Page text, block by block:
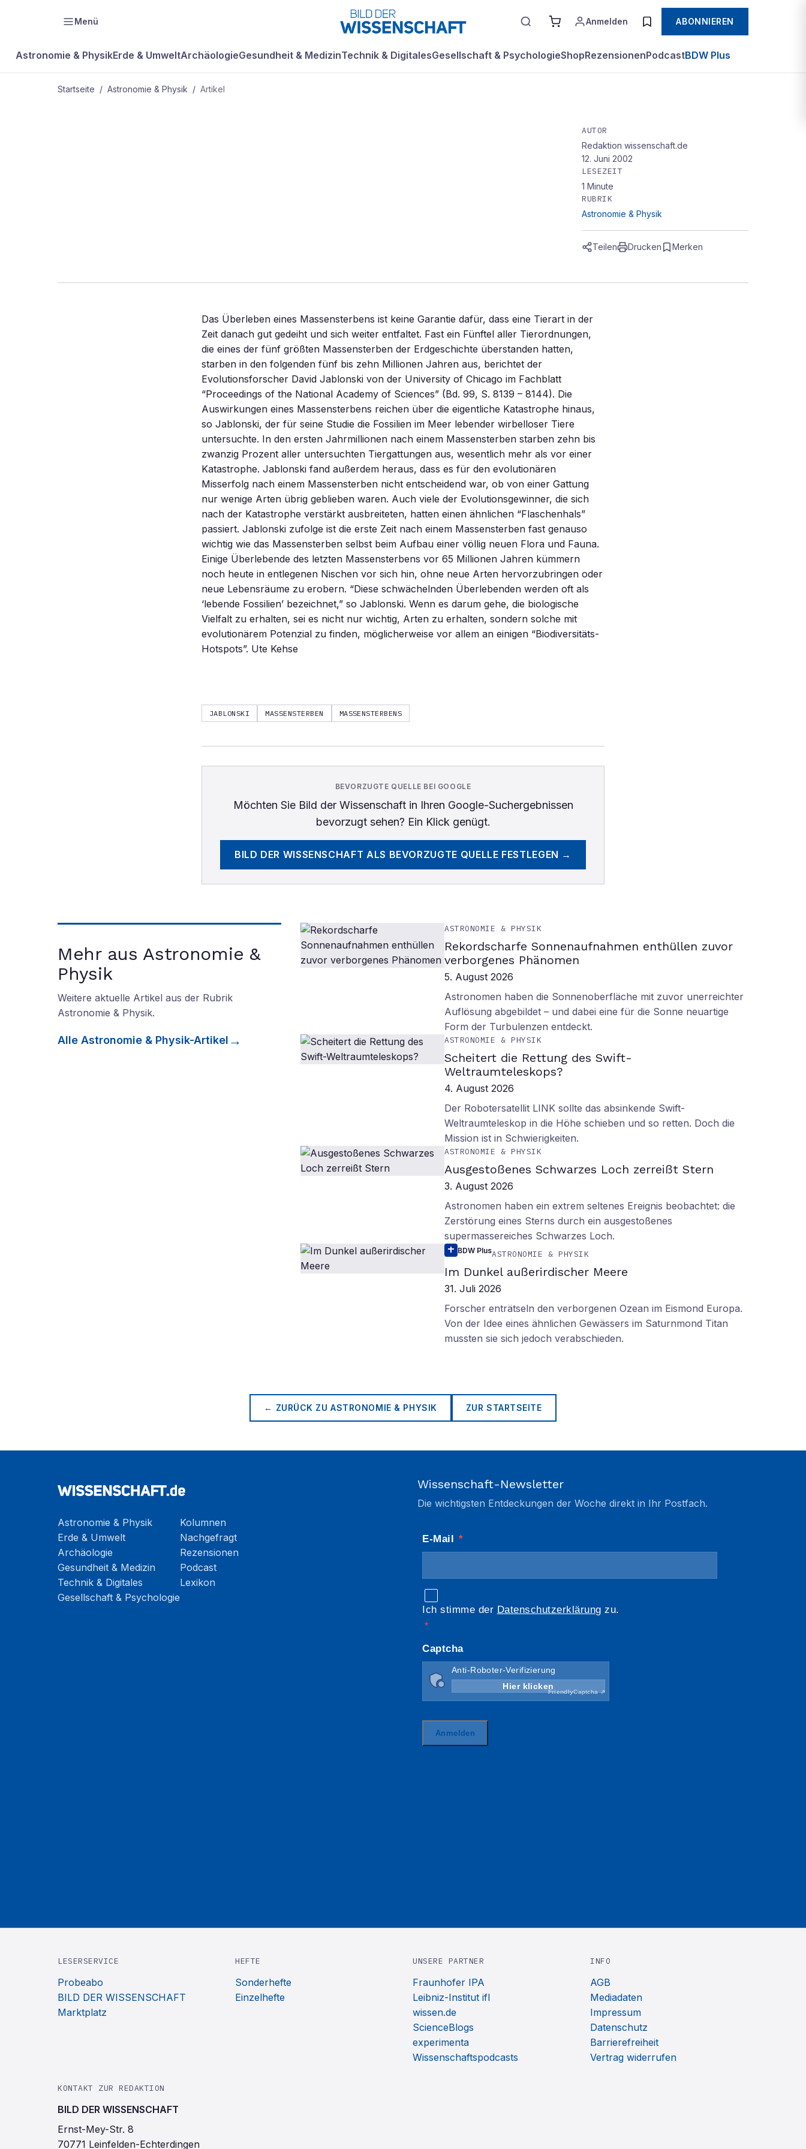
Menü Anmelden ABONNIEREN
Astronomie & PhysikErde & UmweltArchäologieGesundheit & MedizinTechnik & DigitalesGesellschaft & PsychologieShopRezensionenPodcastBDW Plus
Startseite / Astronomie & Physik / Artikel
AUTOR
Redaktion wissenschaft.de
12. Juni 2002
LESEZEIT
1 Minute
RUBRIK
Astronomie & Physik
Teilen Drucken Merken
Das Überleben eines Massensterbens ist keine Garantie dafür, dass eine Tierart in der
Zeit danach gut gedeiht und sich weiter entfaltet. Fast ein Fünftel aller Tierordnungen,
die eines der fünf größten Massensterben der Erdgeschichte überstanden hatten,
starben in den folgenden fünf bis zehn Millionen Jahren aus, berichtet der
Evolutionsforscher David Jablonski von der University of Chicago im Fachblatt
“Proceedings of the National Academy of Sciences” (Bd. 99, S. 8139 – 8144). Die
Auswirkungen eines Massensterbens reichen über die eigentliche Katastrophe hinaus,
so Jablonski, der für seine Studie die Fossilien im Meer lebender wirbelloser Tiere
untersuchte. In den ersten Jahrmillionen nach einem Massensterben starben zehn bis
zwanzig Prozent aller untersuchten Tiergattungen aus, wesentlich mehr als vor einer
Katastrophe. Jablonski fand außerdem heraus, dass es für den evolutionären
Misserfolg nach einem Massensterben nicht entscheidend war, ob von einer Gattung
nur wenige Arten übrig geblieben waren. Auch viele der Evolutionsgewinner, die sich
nach der Katastrophe verstärkt ausbreiteten, hatten einen ähnlichen “Flaschenhals”
passiert. Jablonski zufolge ist die erste Zeit nach einem Massensterben fast genauso
wichtig wie das Massensterben selbst beim Aufbau einer völlig neuen Flora und Fauna.
Einige Überlebende des letzten Massensterbens vor 65 Millionen Jahren kümmern
noch heute in entlegenen Nischen vor sich hin, ohne neue Arten hervorzubringen oder
neue Lebensräume zu erobern. “Diese schwächelnden Überlebenden werden oft als
‘lebende Fossilien’ bezeichnet,” so Jablonski. Wenn es darum gehe, die biologische
Vielfalt zu erhalten, sei es nicht nur wichtig, Arten zu erhalten, sondern solche mit
evolutionärem Potenzial zu finden, möglicherweise vor allem an einigen “Biodiversitäts-
Hotspots”. Ute Kehse
JABLONSKI MASSENSTERBEN MASSENSTERBENS
BEVORZUGTE QUELLE BEI GOOGLE
Möchten Sie Bild der Wissenschaftin Ihren Google-Suchergebnissen
bevorzugt sehen? Ein Klick genügt.
BILD DER WISSENSCHAFT ALS BEVORZUGTE QUELLE FESTLEGEN →
Mehr aus Astronomie &
Physik
Weitere aktuelle Artikel aus der Rubrik
Astronomie & Physik.
Alle Astronomie & Physik-Artikel
ASTRONOMIE & PHYSIK
Rekordscharfe Sonnenaufnahmen enthüllen zuvor
verborgenes Phänomen
5. August 2026
Astronomen haben die Sonnenoberfläche mit zuvor unerreichter
Auflösung abgebildet – und dabei eine für die Sonne neuartige
Form der Turbulenzen entdeckt.
ASTRONOMIE & PHYSIK
Scheitert die Rettung des Swift-
Weltraumteleskops?
4. August 2026
Der Robotersatellit LINK sollte das absinkende Swift-
Weltraumteleskop in die Höhe schieben und so retten. Doch die
Mission ist in Schwierigkeiten.
ASTRONOMIE & PHYSIK
Ausgestoßenes Schwarzes Loch zerreißt Stern
3. August 2026
Astronomen haben ein extrem seltenes Ereignis beobachtet: die
Zerstörung eines Sterns durch ein ausgestoßenes
supermassereiches Schwarzes Loch.
BDW PlusASTRONOMIE & PHYSIK
Im Dunkel außerirdischer Meere
31. Juli 2026
Forscher enträtseln den verborgenen Ozean im Eismond Europa.
Von der Idee eines ähnlichen Gewässers im Saturnmond Titan
mussten sie sich jedoch verabschieden.
← ZURÜCK ZUASTRONOMIE & PHYSIK ZUR STARTSEITE
Astronomie & Physik
Erde & Umwelt
Archäologie
Gesundheit & Medizin
Technik & Digitales
Gesellschaft & Psychologie
Kolumnen
Nachgefragt
Rezensionen
Podcast
Lexikon
Wissenschaft-Newsletter
Die wichtigsten Entdeckungen der Woche direkt in Ihr Postfach.
LESERSERVICE
Probeabo
BILD DER WISSENSCHAFT
Marktplatz
HEFTE
Sonderhefte
Einzelhefte
UNSERE PARTNER
Fraunhofer IPA
Leibniz-Institut ifl
wissen.de
ScienceBlogs
experimenta
Wissenschaftspodcasts
INFO
AGB
Mediadaten
Impressum
Datenschutz
Barrierefreiheit
Vertrag widerrufen
KONTAKT ZUR REDAKTION
BILD DER WISSENSCHAFT
Ernst-Mey-Str. 8
70771 Leinfelden-Echterdingen